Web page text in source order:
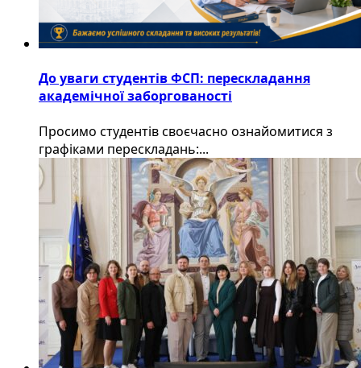
До уваги студентів ФСП: перескладання
академічної заборгованості
Просимо студентів своєчасно ознайомитися з
графіками перескладань:...